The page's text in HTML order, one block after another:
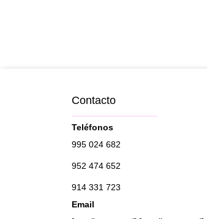
Contacto
Teléfonos
995 024 682
952 474 652
914 331 723
Email